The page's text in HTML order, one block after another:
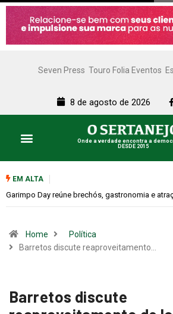
Seven Press Touro Folia Eventos
8 de agosto de 2026
Onde a verdade encontra a
DESDE 2015
EM ALTA
Bugonia transforma paranoia e conspiração em
Home
Política
Barretos discute reaproveitamento…
Barretos discute